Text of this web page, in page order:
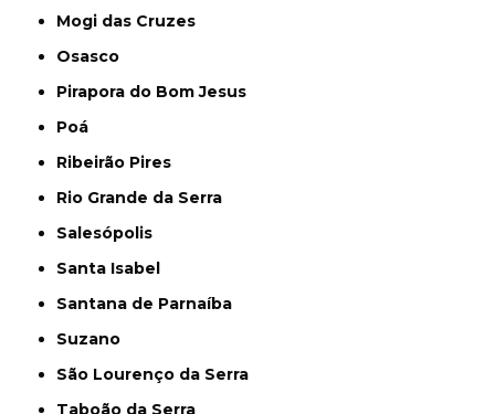
Mogi das Cruzes
Osasco
Pirapora do Bom Jesus
Poá
Ribeirão Pires
Rio Grande da Serra
Salesópolis
Santa Isabel
Santana de Parnaíba
Suzano
São Lourenço da Serra